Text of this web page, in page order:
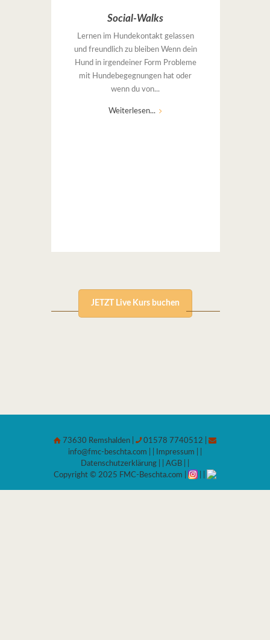
Social-Walks
Lernen im Hundekontakt gelassen
und freundlich zu bleiben Wenn dein
Hund in irgendeiner Form Probleme
mit Hundebegegnungen hat oder
wenn du von...
Weiterlesen...
JETZT Live Kurs buchen
73630 Remshalden |
01578 7740512 |
info@fmc-beschta.com
Impressum
Datenschutzerklärung
AGB
Copyright © 2025 FMC-Beschta.com |